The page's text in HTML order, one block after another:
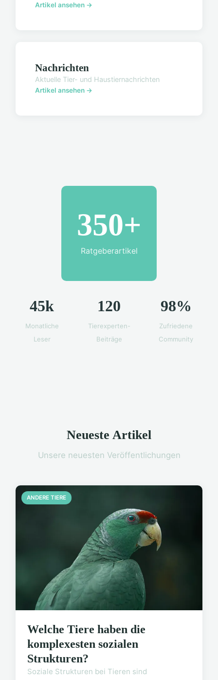
Artikel ansehen →
Nachrichten
Aktuelle Tier- und Haustiernachrichten
Artikel ansehen →
350+
Ratgeberartikel
45k
Monatliche
Leser
120
Tierexperten-
Beiträge
98%
Zufriedene
Community
Neueste Artikel
Unsere neuesten Veröffentlichungen
ANDERE TIERE
Welche Tiere haben die
komplexesten sozialen
Strukturen?
Soziale Strukturen bei Tieren sind